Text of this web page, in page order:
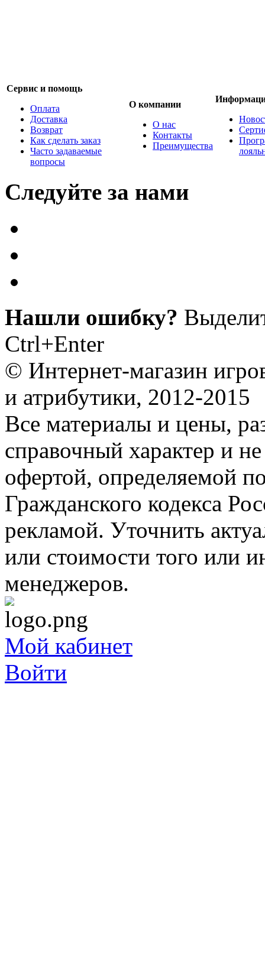
Сервис и помощь
Оплата
Доставка
Возврат
Как сделать заказ
Часто задаваемые
вопросы
О компании
О нас
Контакты
Преимущества
Следуйте за нами
Нашли ошибку?
Ctrl+Enter
© Интернет-магазин
и атрибутики, 2012-2015
Все материалы и цены,
справочный характер и
офертой, определяемой
Гражданского кодекса
рекламой. Уточнить
или стоимости того или
менеджеров.
Мой кабинет
Войти